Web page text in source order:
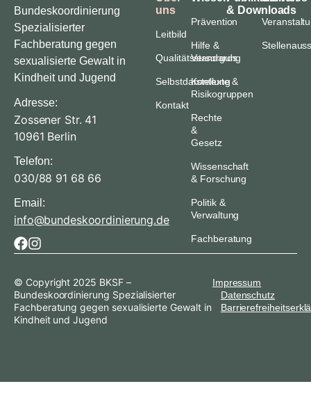
Bundeskoordinierung
Spezialisierter
Fachberatung gegen
sexualisierte Gewalt in
Kindheit und Jugend
Adresse:
Zossener Str. 41
10961 Berlin
Telefon:
030/88 91 68 66
Email:
info@bundeskoordinierung.de
uns
Leitbild
Qualitätsstandards
Selbstdarstellung
Kontakt
Prävention
Hilfe &
Versorgung
Kontexte &
Risikogruppen
Rechte
&
Gesetz
Wissenschaft
& Forschung
Politik &
Verwaltung
Fachberatung
& Downloads
© Copyright 2025 BKSF –
Bundeskoordinierung Spezialisierter
Fachberatung gegen sexualisierte Gewalt in
Kindheit und Jugend
Impressum
Datenschutz